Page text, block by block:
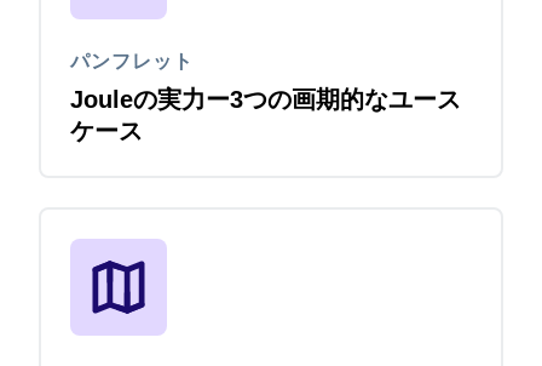
パンフレット
Jouleの実力ー3つの画期的なユース
ケース